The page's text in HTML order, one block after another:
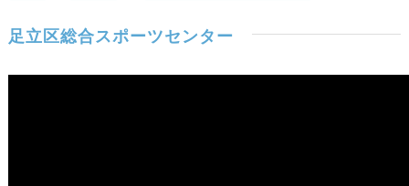
足立区総合スポーツセンター